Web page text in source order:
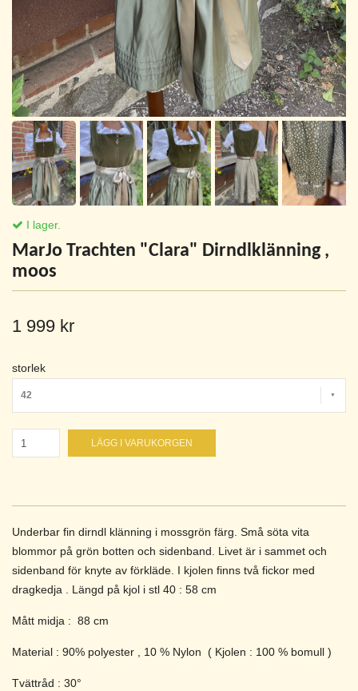
I lager.
MarJo Trachten "Clara" Dirndlklänning ,
moos
1 999 kr
storlek
42
LÄGG I VARUKORGEN
Underbar fin dirndl klänning i mossgrön färg. Små söta vita
blommor på grön botten och sidenband. Livet är i sammet och
sidenband för knyte av förkläde. I kjolen finns två fickor med
dragkedja . Längd på kjol i stl 40 : 58 cm
Mått midja : 88 cm
Material : 90% polyester , 10 % Nylon ( Kjolen : 100 % bomull )
Tvättråd : 30°